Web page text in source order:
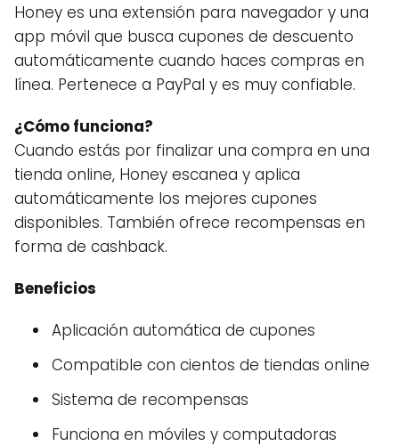
Honey es una extensión para navegador y una
app móvil que busca cupones de descuento
automáticamente cuando haces compras en
línea. Pertenece a PayPal y es muy confiable.
¿Cómo funciona?
Cuando estás por finalizar una compra en una
tienda online, Honey escanea y aplica
automáticamente los mejores cupones
disponibles. También ofrece recompensas en
forma de cashback.
Beneficios
Aplicación automática de cupones
Compatible con cientos de tiendas online
Sistema de recompensas
Funciona en móviles y computadoras